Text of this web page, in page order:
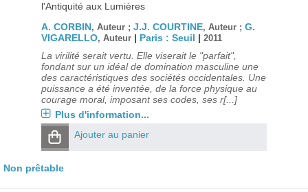
l'Antiquité aux Lumières
A. CORBIN, Auteur ; J.J. COURTINE, Auteur ; G.
VIGARELLO, Auteur | Paris : Seuil | 2011
La virilité serait vertu. Elle viserait le "parfait",
fondant sur un idéal de domination masculine une
des caractéristiques des sociétés occidentales. Une
puissance a été inventée, de la force physique au
courage moral, imposant ses codes, ses r[...]
Plus d'information...
Ajouter au panier
Non prêtable